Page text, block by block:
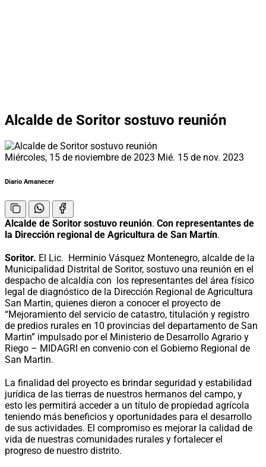
Alcalde de Soritor sostuvo reunión
Miércoles, 15 de noviembre de 2023 Mié. 15 de nov. 2023
Diario Amanecer
Alcalde de Soritor sostuvo reunión. Con representantes de
la Dirección regional de Agricultura de San Martín.
Soritor. El Lic. Herminio Vásquez Montenegro, alcalde de la
Municipalidad Distrital de Soritor, sostuvo una reunión en el
despacho de alcaldía con los representantes del área físico
legal de diagnóstico de la Dirección Regional de Agricultura
San Martin, quienes dieron a conocer el proyecto de
“Mejoramiento del servicio de catastro, titulación y registro
de predios rurales en 10 provincias del departamento de San
Martin” impulsado por el Ministerio de Desarrollo Agrario y
Riego – MIDAGRI en convenio con el Gobierno Regional de
San Martin.
La finalidad del proyecto es brindar seguridad y estabilidad
jurídica de las tierras de nuestros hermanos del campo, y
esto les permitirá acceder a un título de propiedad agrícola
teniendo más beneficios y oportunidades para el desarrollo
de sus actividades. El compromiso es mejorar la calidad de
vida de nuestras comunidades rurales y fortalecer el
progreso de nuestro distrito.